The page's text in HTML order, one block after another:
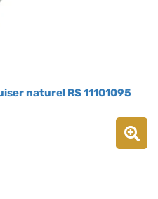
naturel RS 11101095